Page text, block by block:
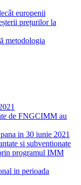
europenii
prețurilor la
metodologia
de FNGCIMM au
in 30 iunie 2021
si subventionate
programul IMM
in perioada